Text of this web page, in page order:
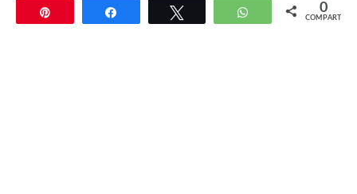
Compartir WhatsApp 0
COMPARTIR